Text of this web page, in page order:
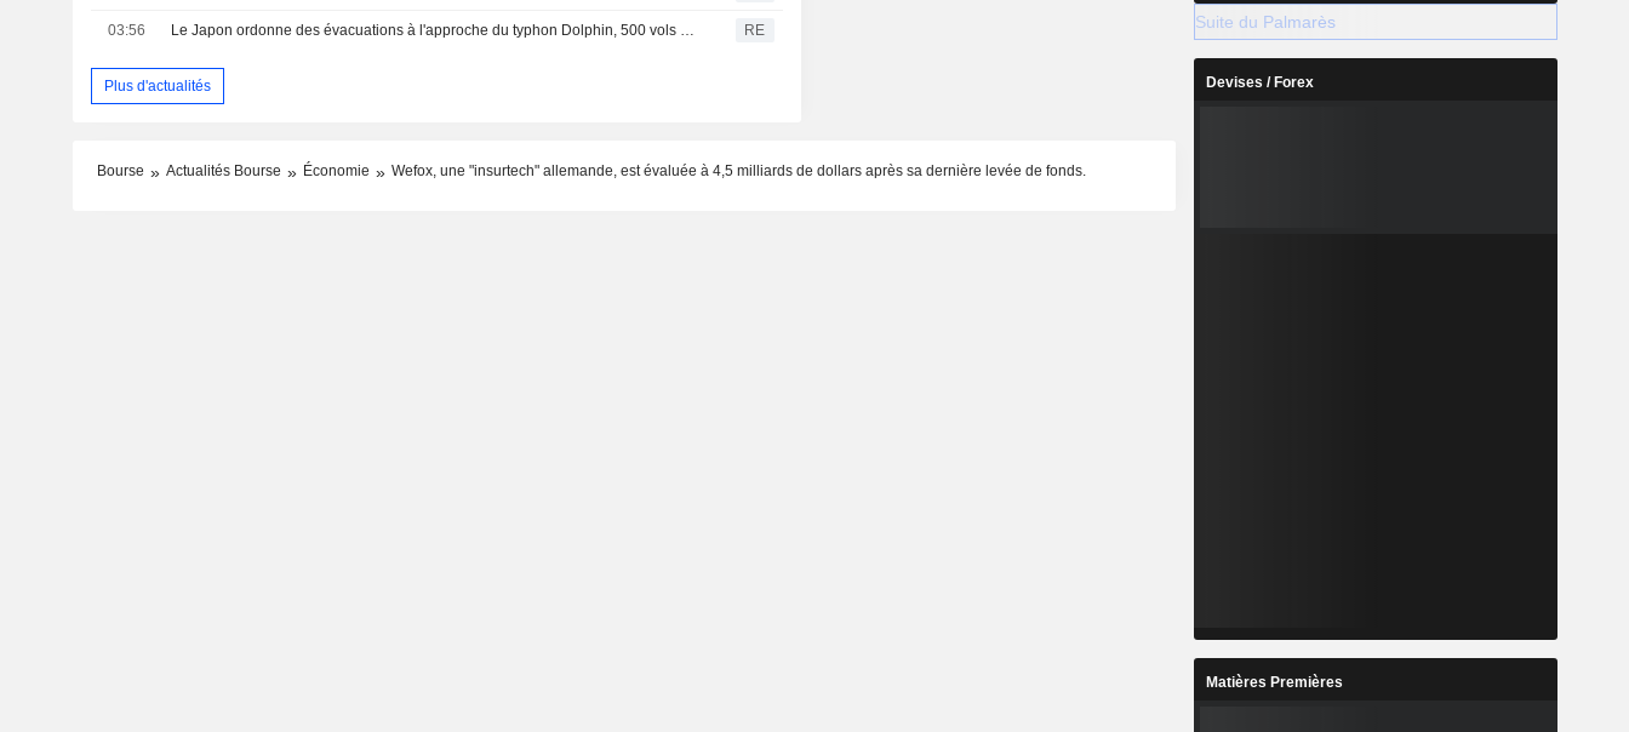
03:56 Le Japon ordonne des évacuations à l'approche du typhon Dolphin, 500 vols annulés RE
Plus d'actualités
Bourse Actualités Bourse Économie Wefox, une "insurtech" allemande, est évaluée à 4,5 milliards de dollars après sa dernière levée de fonds.
Suite du Palmarès
Devises / Forex
Matières Premières